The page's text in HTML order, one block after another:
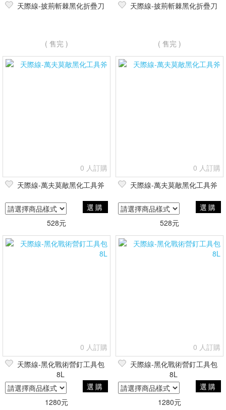
天際線-披荊斬棘黑化折疊刀
( 售完 )
天際線-披荊斬棘黑化折疊刀
( 售完 )
0 人訂購
天際線-萬夫莫敵黑化工具斧
選購
528元
0 人訂購
天際線-萬夫莫敵黑化工具斧
選購
528元
0 人訂購
天際線-黑化戰術營釘工具包
8L
選購
1280元
0 人訂購
天際線-黑化戰術營釘工具包
8L
選購
1280元